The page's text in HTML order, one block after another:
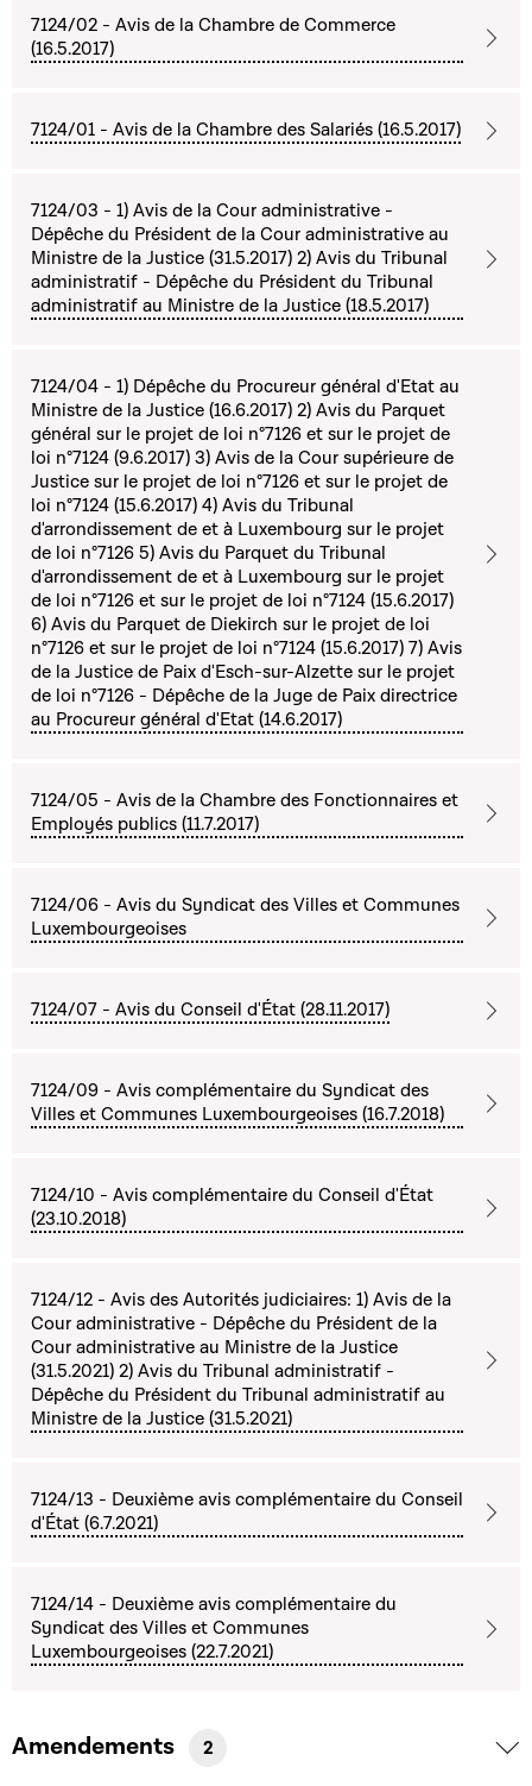
7124/02 - Avis de la Chambre de Commerce
(16.5.2017)
7124/01 - Avis de la Chambre des Salariés (16.5.2017)
7124/03 - 1) Avis de la Cour administrative -
Dépêche du Président de la Cour administrative au
Ministre de la Justice (31.5.2017) 2) Avis du Tribunal
administratif - Dépêche du Président du Tribunal
administratif au Ministre de la Justice (18.5.2017)
7124/04 - 1) Dépêche du Procureur général d'Etat au
Ministre de la Justice (16.6.2017) 2) Avis du Parquet
général sur le projet de loi n°7126 et sur le projet de
loi n°7124 (9.6.2017) 3) Avis de la Cour supérieure de
Justice sur le projet de loi n°7126 et sur le projet de
loi n°7124 (15.6.2017) 4) Avis du Tribunal
d'arrondissement de et à Luxembourg sur le projet
de loi n°7126 5) Avis du Parquet du Tribunal
d'arrondissement de et à Luxembourg sur le projet
de loi n°7126 et sur le projet de loi n°7124 (15.6.2017)
6) Avis du Parquet de Diekirch sur le projet de loi
n°7126 et sur le projet de loi n°7124 (15.6.2017) 7) Avis
de la Justice de Paix d'Esch-sur-Alzette sur le projet
de loi n°7126 - Dépêche de la Juge de Paix directrice
au Procureur général d'Etat (14.6.2017)
7124/05 - Avis de la Chambre des Fonctionnaires et
Employés publics (11.7.2017)
7124/06 - Avis du Syndicat des Villes et Communes
Luxembourgeoises
7124/07 - Avis du Conseil d'État (28.11.2017)
7124/09 - Avis complémentaire du Syndicat des
Villes et Communes Luxembourgeoises (16.7.2018)
7124/10 - Avis complémentaire du Conseil d'État
(23.10.2018)
7124/12 - Avis des Autorités judiciaires: 1) Avis de la
Cour administrative - Dépêche du Président de la
Cour administrative au Ministre de la Justice
(31.5.2021) 2) Avis du Tribunal administratif -
Dépêche du Président du Tribunal administratif au
Ministre de la Justice (31.5.2021)
7124/13 - Deuxième avis complémentaire du Conseil
d'État (6.7.2021)
7124/14 - Deuxième avis complémentaire du
Syndicat des Villes et Communes
Luxembourgeoises (22.7.2021)
Amendements 2